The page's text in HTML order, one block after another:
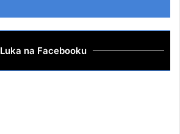
Luka na Facebooku